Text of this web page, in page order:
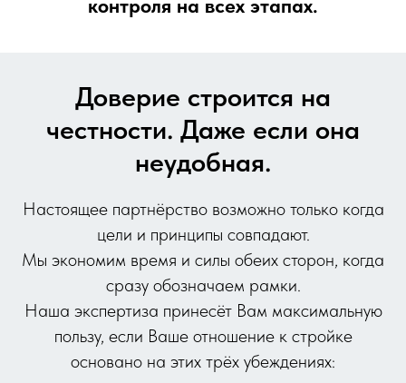
контроля на всех этапах.
Доверие строится на
честности. Даже если она
неудобная.
Настоящее партнёрство возможно только когда
цели и принципы совпадают.
Мы экономим время и силы обеих сторон, когда
сразу обозначаем рамки.
Наша экспертиза принесёт Вам максимальную
пользу, если Ваше отношение к стройке
основано на этих трёх убеждениях: